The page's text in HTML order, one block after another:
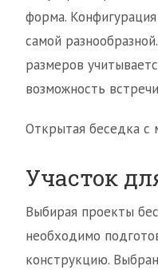
форма.
самой
размеров
возможность
Открытая беседка с
Участок
Выбирая проекты
необходимо
конструкцию.